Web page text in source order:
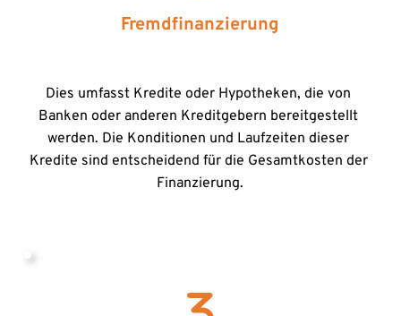
Fremdfinanzierung
Dies umfasst Kredite oder Hypotheken, die von
Banken oder anderen Kreditgebern bereitgestellt
werden. Die Konditionen und Laufzeiten dieser
Kredite sind entscheidend für die Gesamtkosten der
Finanzierung.